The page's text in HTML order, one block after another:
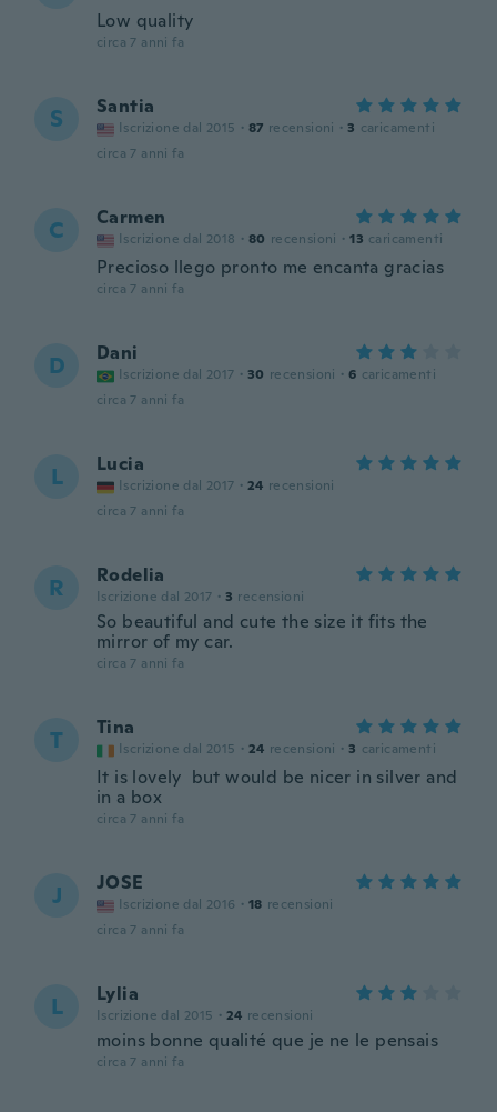
Low quality
circa 7 anni fa
S Santia
Iscrizione dal 2015 · 87 recensioni · 3 caricamenti
circa 7 anni fa
C Carmen
Iscrizione dal 2018 · 80 recensioni · 13 caricamenti
Precioso llego pronto me encanta gracias
circa 7 anni fa
D Dani
Iscrizione dal 2017 · 30 recensioni · 6 caricamenti
circa 7 anni fa
L Lucia
Iscrizione dal 2017 · 24 recensioni
circa 7 anni fa
R Rodelia
Iscrizione dal 2017 · 3 recensioni
So beautiful and cute the size it fits the
mirror of my car.
circa 7 anni fa
T Tina
Iscrizione dal 2015 · 24 recensioni · 3 caricamenti
It is lovely but would be nicer in silver and
in a box
circa 7 anni fa
J JOSE
Iscrizione dal 2016 · 18 recensioni
circa 7 anni fa
L Lylia
Iscrizione dal 2015 · 24 recensioni
moins bonne qualité que je ne le pensais
circa 7 anni fa